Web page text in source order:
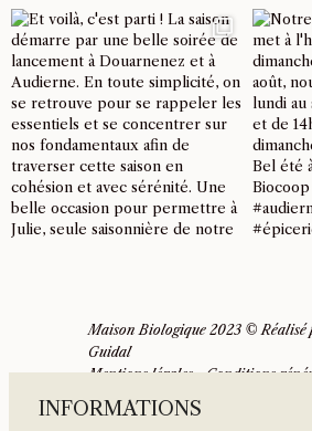
INFORMATIONS
Maison Biologique 2023 © Réalisé
Guidal
Mentions légales-Conditions